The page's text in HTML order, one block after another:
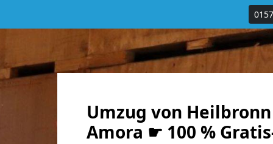
Umzug von
Amora ☛ 100 %